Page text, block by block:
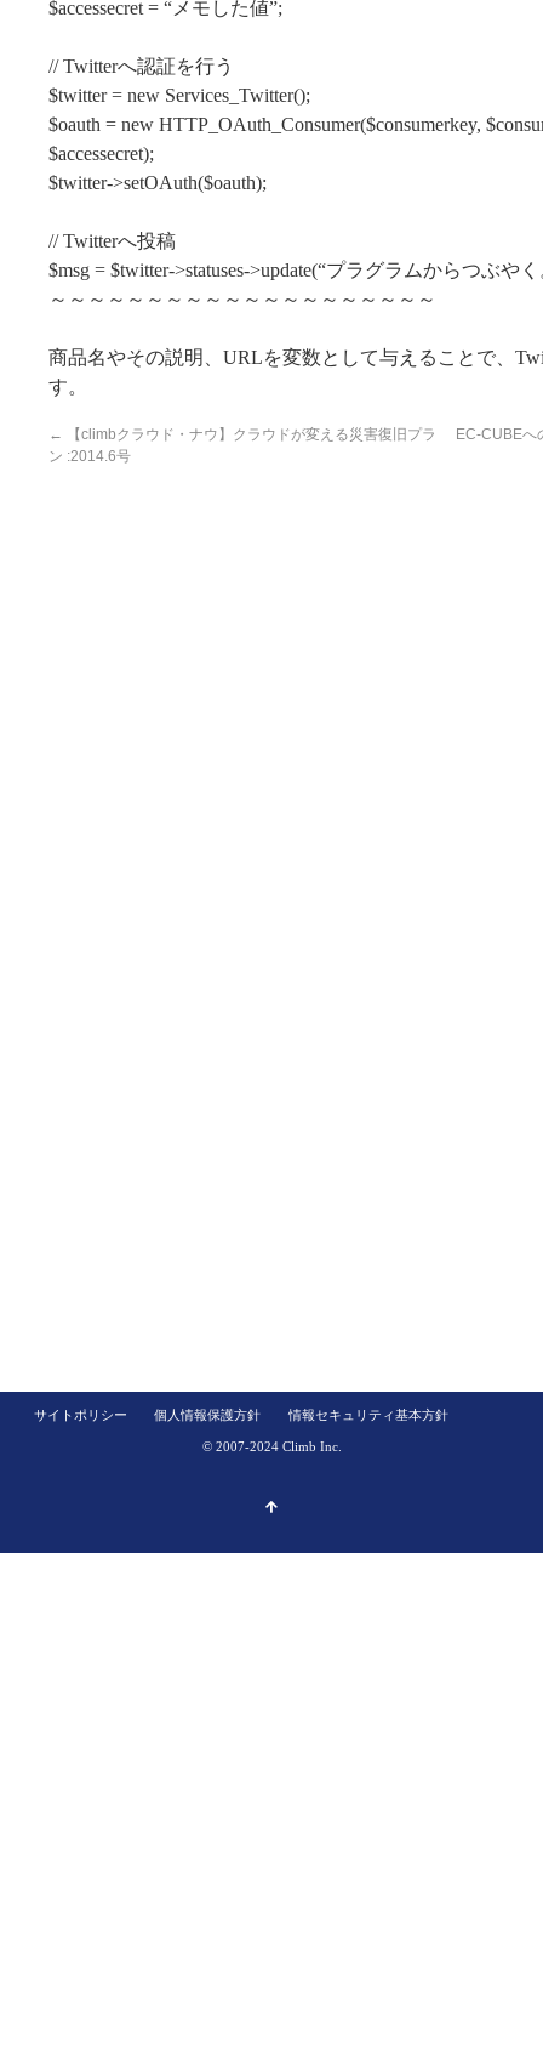
$accessecret = “メモした値”;
// Twitterへ認証を行う
$twitter = new Services_Twitter();
$oauth = new HTTP_OAuth_Consumer($consumerkey,
$accessecret);
$twitter->setOAuth($oauth);
// Twitterへ投稿
$msg = $twitter->statuses->update(“プラグラムからつぶや
～～～～～～～～～～～～～～～～～～～～
商品名やその説明、URLを変数として与えることで、
す。
←
【climbクラウド・ナウ】クラウドが変える災害復旧プラ
ン :2014.6号
EC-CUBEへ
サイトポリシー 個人情報保護方針 情報セキュリティ基本方針
© 2007-2024 Climb Inc.